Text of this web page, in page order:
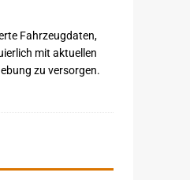
Fahrzeugdaten,
mit aktuellen
zu versorgen.